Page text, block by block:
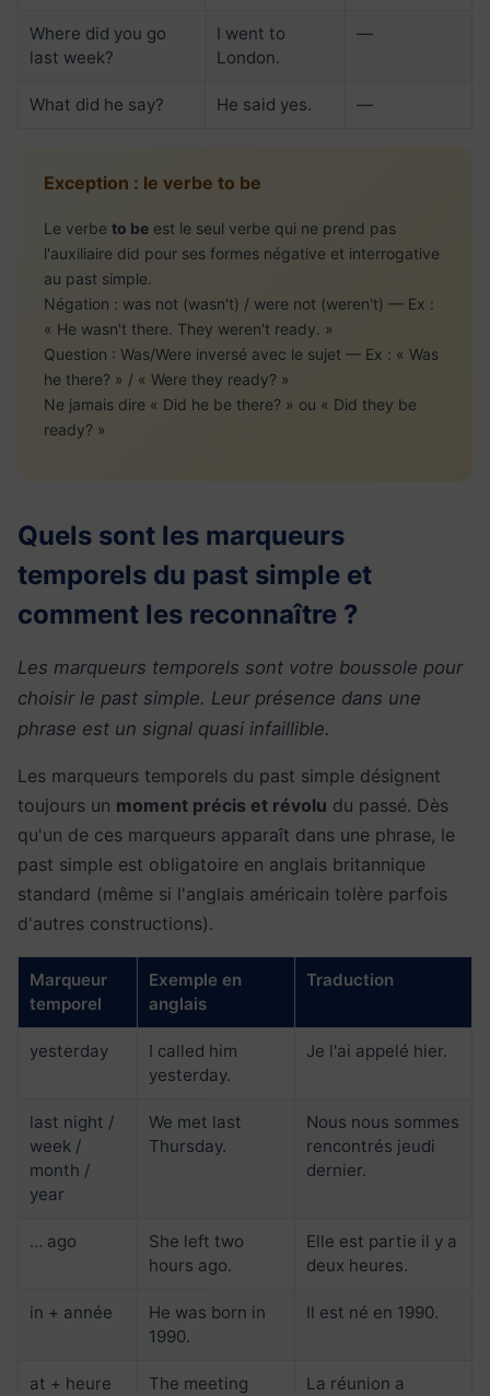
Where did you go
last week?
I went to
London.
—
What did he say? He said yes. —
Exception : le verbe to be
Le verbe to be est le seul verbe qui ne prend pas
l'auxiliaire did pour ses formes négative et interrogative
au past simple.
Négation : was not (wasn't) / were not (weren't) — Ex :
« He wasn't there. They weren't ready. »
Question : Was/Were inversé avec le sujet — Ex : « Was
he there? » / « Were they ready? »
Ne jamais dire « Did he be there? » ou « Did they be
ready? »
Quels sont les marqueurs
temporels du past simple et
comment les reconnaître ?
Les marqueurs temporels sont votre boussole pour
choisir le past simple. Leur présence dans une
phrase est un signal quasi infaillible.
Les marqueurs temporels du past simple désignent
toujours un moment précis et révolu du passé. Dès
qu'un de ces marqueurs apparaît dans une phrase, le
past simple est obligatoire en anglais britannique
standard (même si l'anglais américain tolère parfois
d'autres constructions).
Marqueur
temporel
Exemple en
anglais
Traduction
yesterday
I called him
yesterday.
Je l'ai appelé hier.
last night /
week /
month /
year
We met last
Thursday.
Nous nous sommes
rencontrés jeudi
dernier.
… ago
She left two
hours ago.
Elle est partie il y a
deux heures.
in + année
He was born in
1990.
Il est né en 1990.
at + heure
The meeting
La réunion a